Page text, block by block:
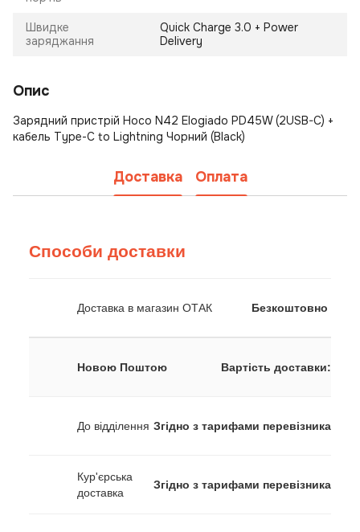
Швидке
заряджання
Quick Charge 3.0 + Power
Delivery
Опис
Зарядний пристрій Hoco N42 Elogiado PD45W (2USB-C) +
кабель Type-C to Lightning Чорний (Black)
Доставка Оплата
Способи доставки
Доставка в магазин ОТАК Безкоштовно
Новою Поштою Вартість доставки:
До відділення Згідно з тарифами перевізника
Кур'єрська
доставка
Згідно з тарифами перевізника